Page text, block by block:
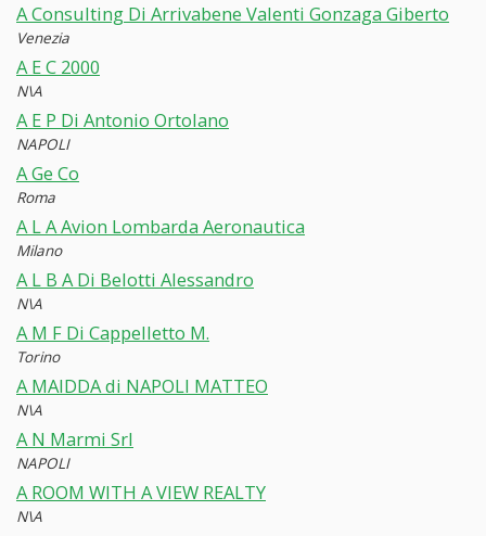
A Consulting Di Arrivabene Valenti Gonzaga Giberto
Venezia
A E C 2000
N\A
A E P Di Antonio Ortolano
NAPOLI
A Ge Co
Roma
A L A Avion Lombarda Aeronautica
Milano
A L B A Di Belotti Alessandro
N\A
A M F Di Cappelletto M.
Torino
A MAIDDA di NAPOLI MATTEO
N\A
A N Marmi Srl
NAPOLI
A ROOM WITH A VIEW REALTY
N\A